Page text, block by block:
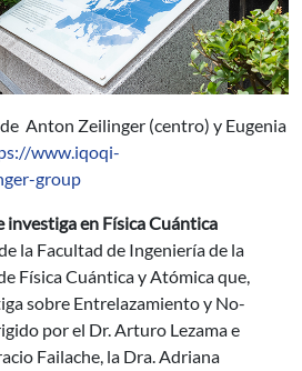
Anton Zeilinger (centro) y Eugenia
www.iqoqi-
group
investiga en Física Cuántica
la Facultad de Ingeniería de la
Física Cuántica y Atómica que,
sobre Entrelazamiento y No-
por el Dr. Arturo Lezama e
Failache, la Dra. Adriana